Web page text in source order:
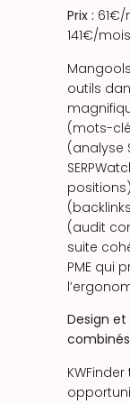
Prix :
141€/
outils
(mots-
(analyse
(audit
suite
PME qui
Design